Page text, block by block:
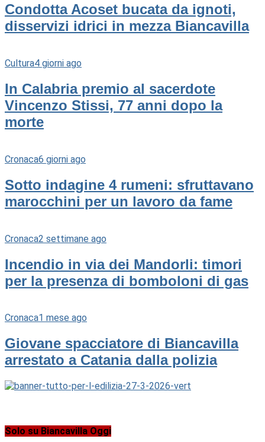
Condotta Acoset bucata da ignoti,
disservizi idrici in mezza Biancavilla
Cultura4 giorni ago
In Calabria premio al sacerdote
Vincenzo Stissi, 77 anni dopo la
morte
Cronaca6 giorni ago
Sotto indagine 4 rumeni: sfruttavano
marocchini per un lavoro da fame
Cronaca2 settimane ago
Incendio in via dei Mandorli: timori
per la presenza di bomboloni di gas
Cronaca1 mese ago
Giovane spacciatore di Biancavilla
arrestato a Catania dalla polizia
Solo su Biancavilla Oggi